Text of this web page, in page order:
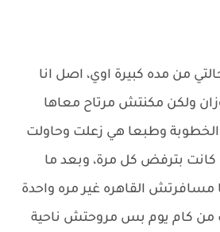
من مده كبيرة اوي، اصل انا
ولكن مكنتش مرتاح معاها
وطبعا هي زعلت وحاولت
بترفض كل مرة، وبعد ما
مسافرتش القاهره غير مره واحدة
كام يوم بس مروحتش ناحية